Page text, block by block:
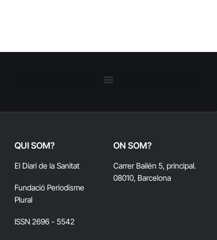
QUI SOM?
El Diari de la Sanitat
Fundació Periodisme
Plural
ISSN 2696 - 5542
ON SOM?
Carrer Bailén 5, principal.
08010, Barcelona